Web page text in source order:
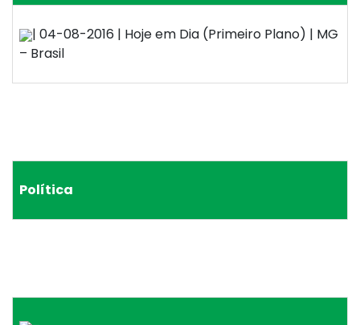
| 04-08-2016 | Hoje em Dia (Primeiro Plano) | MG
– Brasil
Política